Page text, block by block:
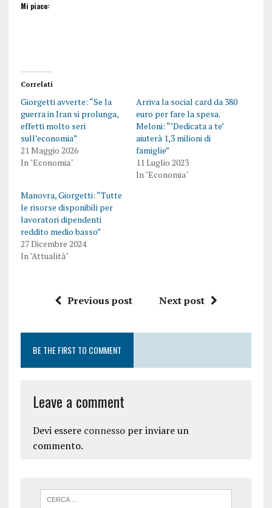
Mi piace:
Correlati
Giorgetti avverte: “Se la
guerra in Iran si prolunga,
effetti molto seri
sull’economia”
21 Maggio 2026
In "Economia"
Arriva la social card da 380
euro per fare la spesa.
Meloni: “’Dedicata a te’
aiuterà 1,3 milioni di
famiglie”
11 Luglio 2023
In "Economia"
Manovra, Giorgetti: “Tutte
le risorse disponibili per
lavoratori dipendenti
reddito medio basso”
27 Dicembre 2024
In "Attualità"
Previous post Next post
BE THE FIRST TO COMMENT
Leave a comment
Devi essere connessoper inviare un
commento.